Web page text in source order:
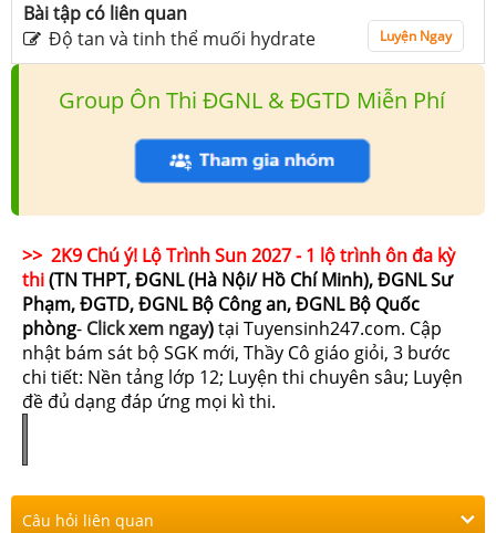
Bài tập có liên quan
Độ tan và tinh thể muối hydrate
Luyện Ngay
Group Ôn Thi ĐGNL & ĐGTD Miễn Phí
>> 2K9 Chú ý! Lộ Trình Sun 2027 - 1 lộ trình ôn đa kỳ
thi(TN THPT, ĐGNL (Hà Nội/ Hồ Chí Minh), ĐGNL Sư
Phạm, ĐGTD, ĐGNL Bộ Công an, ĐGNL Bộ Quốc
phòng- Click xem ngay)tại Tuyensinh247.com. Cập
nhật bám sát bộ SGK mới, Thầy Cô giáo giỏi, 3 bước
chi tiết: Nền tảng lớp 12; Luyện thi chuyên sâu; Luyện
đề đủ dạng đáp ứng mọi kì thi.
Câu hỏi liên quan